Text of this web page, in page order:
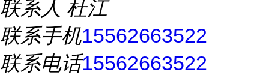
联系人 杜江
联系手机15562663522
联系电话15562663522